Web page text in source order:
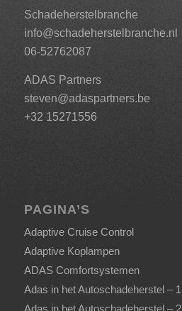
Schadeherstelbranche
info@schadeherstelbranche.nl
06-52762087
ADAS Partners
steven@adaspartners.be
+32 15271556
PAGINA’S
Adaptive Cruise Control
Adaptive Koplampen
ADAS Comfortsystemen
Adas in het Autoschadeherstel – 1